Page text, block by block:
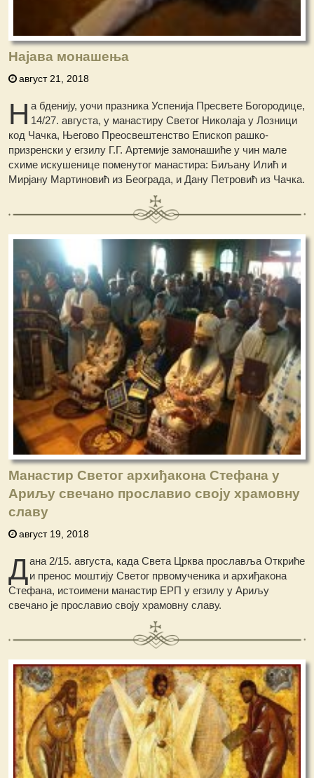
Најава монашења
август 21, 2018
Н а бденију, уочи празника Успенија Пресвете Богородице,
14/27. августа, у манастиру Светог Николаја у Лозници
код Чачка, Његово Преосвештенство Епископ рашко-
призренски у егзилу Г.Г. Артемије замонашиће у чин мале
схиме искушенице поменутог манастира: Биљану Илић и
Мирјану Мартиновић из Београда, и Дану Петровић из Чачка.
Манастир Светог архиђакона Стефана у
Ариљу свечано прославио своју храмовну
славу
август 19, 2018
Дана 2/15. августа, када Света Црква прославља Откриће
и пренос моштију Светог првомученика и архиђакона
Стефана, истоимени манастир ЕРП у егзилу у Ариљу
свечано је прославио своју храмовну славу.